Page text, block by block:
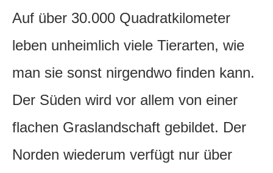
Auf über 30.000 Quadratkilometer
leben unheimlich viele Tierarten, wie
man sie sonst nirgendwo finden kann.
Der Süden wird vor allem von einer
flachen Graslandschaft gebildet. Der
Norden wiederum verfügt nur über